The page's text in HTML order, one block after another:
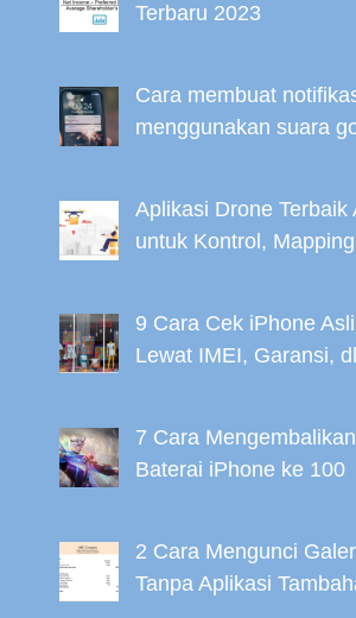
Terbaru 2023
Cara membuat
menggunakan suara
Aplikasi Drone Terbaik
untuk Kontrol,
9 Cara Cek iPhone
Lewat IMEI, Garansi, dll
7 Cara
Baterai iPhone ke 100
2 Cara Mengunci
Tanpa Aplikasi